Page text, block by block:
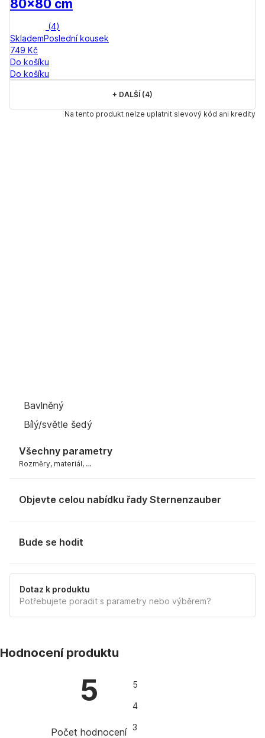
80x80 cm
(4)
SklademPoslední kousek
749 Kč
Do košíku
Do košíku
+ DALŠÍ (4)
Na tento produkt nelze uplatnit slevový kód ani kredity
Bavlněný
Bílý/světle šedý
Všechny parametry
Rozměry, materiál, …
Objevte celou nabídku řady Sternenzauber
Bude se hodit
Dotaz k produktu
Potřebujete poradit s parametry nebo výběrem?
Hodnocení produktu
5
Počet hodnocení
5
4
3